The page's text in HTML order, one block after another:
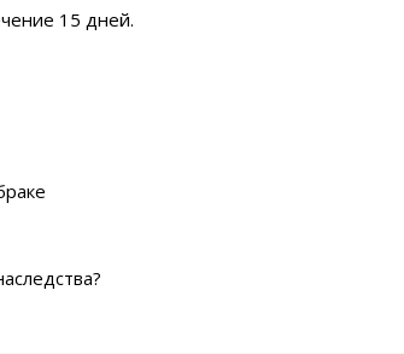
15 дней.